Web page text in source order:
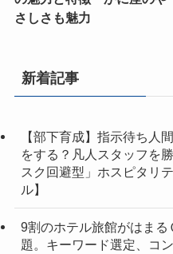
さしさも魅力
新着記事
【部下育成】指示待ち人
をする？凡人スタッフを
スク回避型」ホスピタリ
ル】
9割のホテル旅館がはま
題。キーワード選定、コ